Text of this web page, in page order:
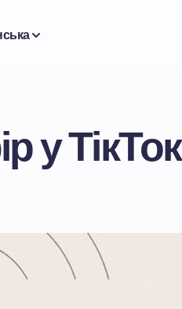
у ТікТок